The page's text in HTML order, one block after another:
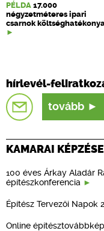
PÉLDA 17.000
négyzetméteres ipari
csarnok
hírlevél-
tovább
KAMARAI
100 éves Árkay Aladár
építészkonferencia
Építész Tervezői Napok
Online